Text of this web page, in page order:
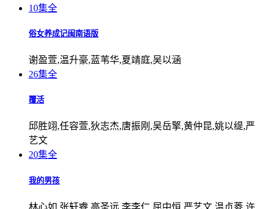
10集全
俗女养成记闽南语版
谢盈萱,温升豪,蓝苇华,夏靖庭,吴以涵
26集全
覆活
邱胜翊,任容萱,狄志杰,唐振刚,吴岳擎,黄仲昆,姚以缇,严
艺文
20集全
我的男孩
林心如,张轩睿,高圣远,李李仁,屈中恒,严艺文,温贞菱,许